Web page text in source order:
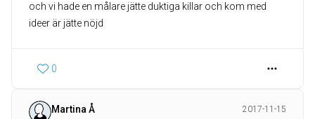
och vi hade en målare jätte duktiga killar och kom med
ideer är jätte nöjd
0
Martina Å
2017-11-15